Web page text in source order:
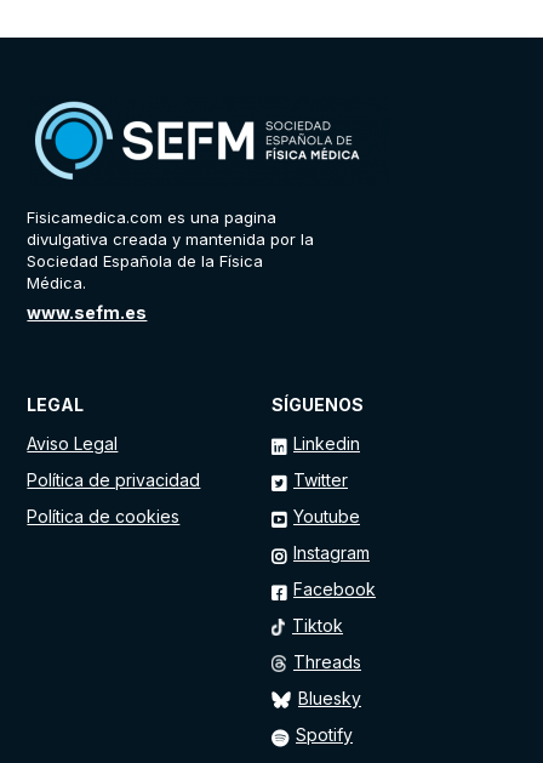
Fisicamedica.com es una pagina
divulgativa creada y mantenida por la
Sociedad Española de la Física
Médica.
www.sefm.es
SÍGUENOS
Linkedin
Twitter
Youtube
Instagram
Facebook
Tiktok
Threads
Bluesky
Spotify
LEGAL
Aviso Legal
Política de privacidad
Política de cookies